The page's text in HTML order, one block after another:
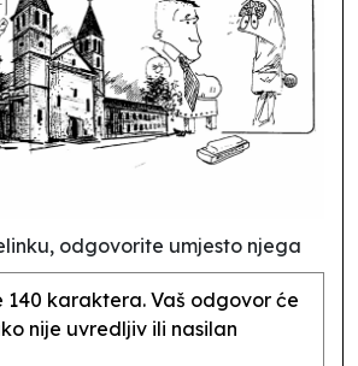
odgovorite umjesto njega